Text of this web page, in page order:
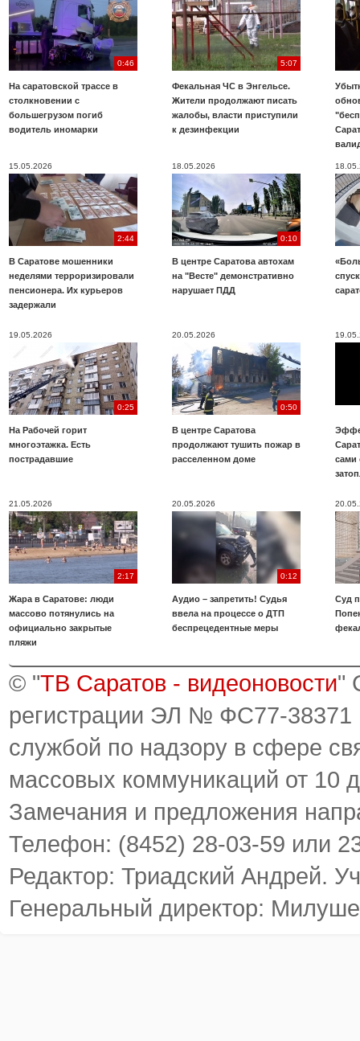
0:46
На саратовской трассе в
столкновении с
большегрузом погиб
водитель иномарки
5:07
Фекальная ЧС в Энгельсе.
Жители продолжают писать
жалобы, власти приступили
к дезинфекции
15.05.2026
2:44
В Саратове мошенники
неделями терроризировали
пенсионера. Их курьеров
задержали
18.05.2026
0:10
В центре Саратова автохам
на "Весте" демонстративно
нарушает ПДД
19.05.2026
0:25
На Рабочей горит
многоэтажка. Есть
пострадавшие
20.05.2026
0:50
В центре Саратова
продолжают тушить пожар в
расселенном доме
сами
21.05.2026
2:17
Жара в Саратове: люди
массово потянулись на
официально закрытые
пляжи
20.05.2026
0:12
Аудио – запретить! Судья
ввела на процессе о ДТП
беспрецедентные меры
Суд
© "ТВ Саратов - видеоновости"
регистрации ЭЛ № ФС77-38371
службой по надзору в сфере
массовых коммуникаций от 10
Замечания и предложения
Телефон: (8452) 28-03-59 или
Редактор: Триадский Андрей.
Генеральный директор: